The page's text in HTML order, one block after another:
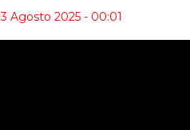
Agosto 2025 - 00:01